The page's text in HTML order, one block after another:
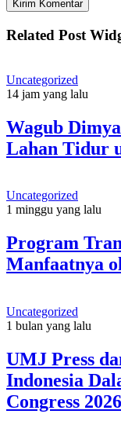
Related Post
Uncategorized
14 jam yang lalu
Wagub
Lahan Tidur
Uncategorized
1 minggu yang lalu
Program
Manfaatnya
Uncategorized
1 bulan yang lalu
UMJ Press
Indonesia
Congress